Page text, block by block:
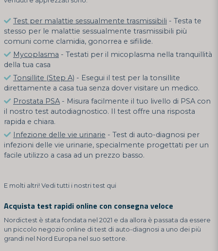
Test per malattie sessualmente trasmissibili - Testa te
stesso per le malattie sessualmente trasmissibili più
comuni come clamidia, gonorrea e sifilide.
Mycoplasma - Testati per il micoplasma nella tranquillità
della tua casa
Tonsillite (Step A) - Esegui il test per la tonsillite
direttamente a casa tua senza dover visitare un medico.
Prostata PSA - Misura facilmente il tuo livello di PSA con
il nostro test autodiagnostico. Il test offre una risposta
rapida e chiara.
Infezione delle vie urinarie - Test di auto-diagnosi per
infezioni delle vie urinarie, specialmente progettati per un
facile utilizzo a casa ad un prezzo basso.
E molti altri! Vedi tutti i nostri test qui
Acquista test rapidi online con consegna veloce
Nordictest è stata fondata nel 2021 e da allora è passata da essere
un piccolo negozio online di test di auto-diagnosi a uno dei più
grandi nel Nord Europa nel suo settore.